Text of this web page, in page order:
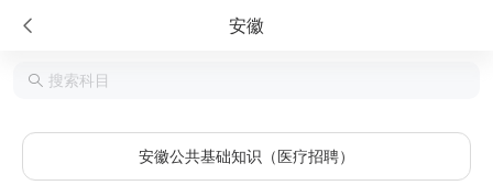
安徽
安徽公共基础知识（医疗招聘）